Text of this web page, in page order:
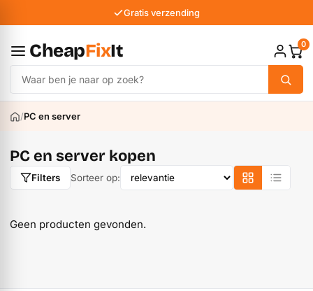
Gratis verzending
CheapFixIt 0
/PC en server
PC en server kopen
Filters Sorteer op:
Geen producten gevonden.